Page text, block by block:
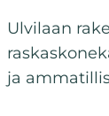
Ulvilaan
ja